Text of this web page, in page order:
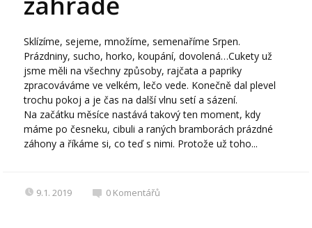
Sklízíme, sejeme, množíme, semenaříme Srpen.
Prázdniny, sucho, horko, koupání, dovolená…Cukety už
jsme měli na všechny způsoby, rajčata a papriky
zpracováváme ve velkém, lečo vede. Konečně dal plevel
trochu pokoj a je čas na další vlnu setí a sázení.
Na začátku měsíce nastává takový ten moment, kdy
máme po česneku, cibuli a raných bramborách prázdné
záhony a říkáme si, co teď s nimi. Protože už toho...
9.1. 2019 0 Komentářů